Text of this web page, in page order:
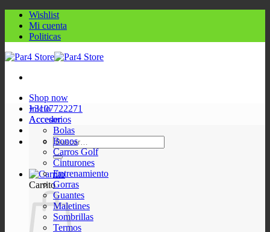
Saltar
contenido
Wishlist
Mi cuenta
Politicas
Shop now
+3107722271
Acceder
Buscar
por:
Carrito
Inicio
Accesorios
Bolas
Bonos
Carros Golf
Cinturones
Entrenamiento
Gorras
Guantes
Maletines
Sombrillas
Termos